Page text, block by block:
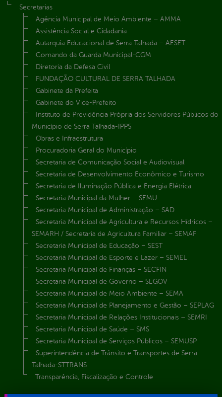
Secretarias
Agência Municipal de Meio Ambiente – AMMA
Assistência Social e Cidadania
Autarquia Educacional de Serra Talhada – AESET
Comando da Guarda Municipal-CGM
Diretoria da Defesa Civil
FUNDAÇÃO CULTURAL DE SERRA TALHADA
Gabinete da Prefeita
Gabinete do Vice-Prefeito
Instituto de Previdência Própria dos Servidores Públicos do
Município de Serra Talhada-IPPS
Obras e Infraestrutura
Procuradoria Geral do Município
Secretaria de Comunicação Social e Audiovisual
Secretaria de Desenvolvimento Econômico e Turismo
Secretaria de Iluminação Pública e Energia Elétrica
Secretaria Municipal da Mulher – SEMU
Secretaria Municipal de Administração – SAD
Secretaria Municipal de Agricultura e Recursos Hídricos –
SEMARH / Secretaria de Agricultura Familiar – SEMAF
Secretaria Municipal de Educação – SEST
Secretaria Municipal de Esporte e Lazer – SEMEL
Secretaria Municipal de Finanças – SECFIN
Secretaria Municipal de Governo – SEGOV
Secretaria Municipal de Meio Ambiente – SEMA
Secretaria Municipal de Planejamento e Gestão – SEPLAG
Secretaria Municipal de Relações Institucionais – SEMRI
Secretaria Municipal de Saúde – SMS
Secretaria Municipal de Serviços Públicos – SEMUSP
Superintendência de Trânsito e Transportes de Serra
Talhada-STTRANS
Transparência, Fiscalização e Controle